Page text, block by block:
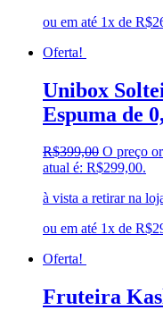
ou em até 1x de
Oferta!
Unibox
Espuma de
R$399,00 O preço
atual é: R$299,00.
à vista a retirar na
ou em até 1x de
Oferta!
Fruteira